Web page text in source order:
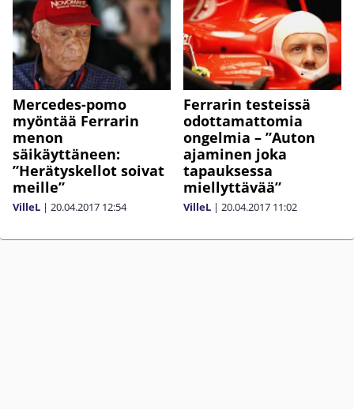
Mercedes-pomo
myöntää Ferrarin
menon
säikäyttäneen:
”Herätyskellot soivat
meille”
VilleL | 20.04.2017 12:54
Ferrarin testeissä
odottamattomia
ongelmia – ”Auton
ajaminen joka
tapauksessa
miellyttävää”
VilleL | 20.04.2017 11:02